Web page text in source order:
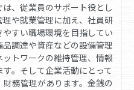
、従業員のサポート役とし
や就業管理に加え、社員研
すい職場環境を目指してい
調達や資産などの設備管理
トワークの維持管理、情報
。そして企業活動にとって
務管理があります。金銭の